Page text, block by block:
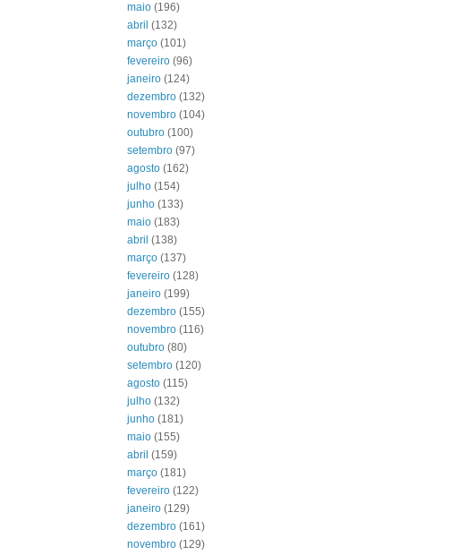
maio (196)
abril (132)
março (101)
fevereiro (96)
janeiro (124)
dezembro (132)
novembro (104)
outubro (100)
setembro (97)
agosto (162)
julho (154)
junho (133)
maio (183)
abril (138)
março (137)
fevereiro (128)
janeiro (199)
dezembro (155)
novembro (116)
outubro (80)
setembro (120)
agosto (115)
julho (132)
junho (181)
maio (155)
abril (159)
março (181)
fevereiro (122)
janeiro (129)
dezembro (161)
novembro (129)